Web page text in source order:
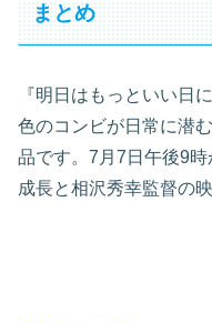
まとめ
『明日はもっといい日
色のコンビが日常に潜
品です。7月7日午後9
成長と相沢秀幸監督の